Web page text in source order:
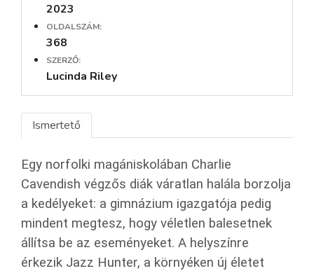
2023
OLDALSZÁM:
368
SZERZŐ:
Lucinda Riley
Ismertető
Egy norfolki magániskolában Charlie
Cavendish végzős diák váratlan halála borzolja
a kedélyeket: a gimnázium igazgatója pedig
mindent megtesz, hogy véletlen balesetnek
állítsa be az eseményeket. A helyszínre
érkezik Jazz Hunter, a környéken új életet